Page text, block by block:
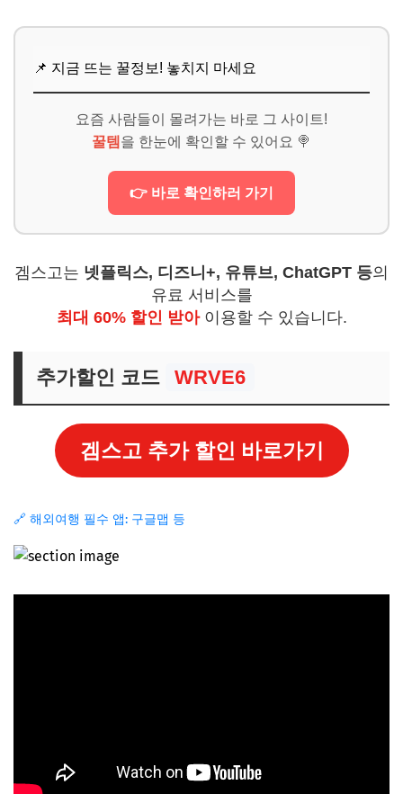
📌 지금 뜨는 꿀정보! 놓치지 마세요
요즘 사람들이 몰려가는 바로 그 사이트!
꿀템 을 한눈에 확인할 수 있어요 🍭
👉 바로 확인하러 가기
겜스고는 넷플릭스, 디즈니+, 유튜브, ChatGPT 등의
유료 서비스를
최대 60% 할인 받아이용할 수 있습니다.
추가할인 코드 WRVE6
겜스고 추가 할인 바로가기
🔗 해외여행 필수 앱: 구글맵 등